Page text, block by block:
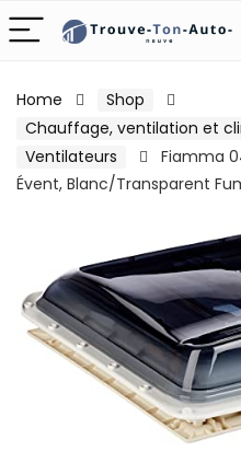
Home
Shop
Chauffage, ventilation et
Ventilateurs
Fiamma
Évent, Blanc/Transparent